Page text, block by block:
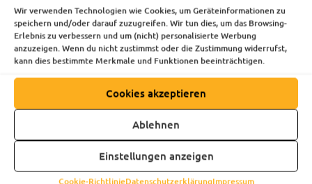
Wir verwenden Technologien wie Cookies, um Geräteinformationen zu
speichern und/oder darauf zuzugreifen. Wir tun dies, um das Browsing-
Erlebnis zu verbessern und um (nicht) personalisierte Werbung
anzuzeigen. Wenn du nicht zustimmst oder die Zustimmung widerrufst,
kann dies bestimmte Merkmale und Funktionen beeinträchtigen.
Cookies akzeptieren
Ablehnen
Einstellungen anzeigen
Cookie-RichtlinieDatenschutzerklärungImpressum
Unternehmen in Deutschland
für hochwertige Bildung
einsetzen?
können sich auf vielerlei Weise engagieren:
Sie können Azubi- oder Praktikumsplätze
anbieten, Nachwuchstalente einstellen,
Betriebsführungen organisieren, zu
Mentor:innen werden oder ihre Tech-